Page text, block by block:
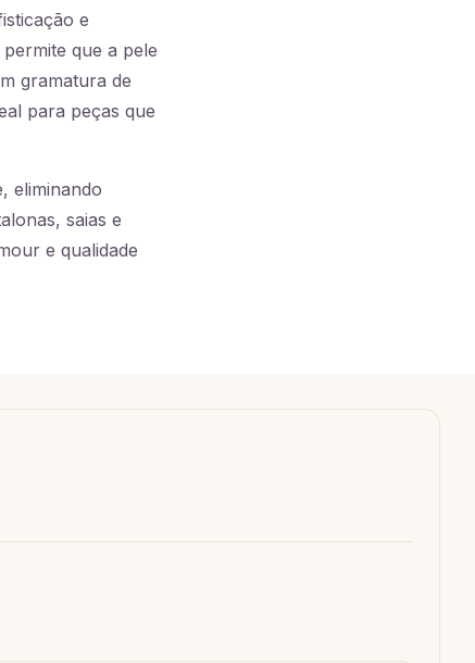
e
que a pele
gramatura de
para peças que
eliminando
saias e
e qualidade